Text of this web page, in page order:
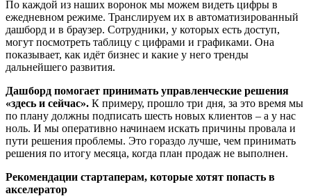
По каждой из наших воронок мы можем видеть цифры в
ежедневном режиме. Транслируем их в автоматизированный
дашборд и в браузер. Сотрудники, у которых есть доступ,
могут посмотреть таблицу с цифрами и графиками. Она
показывает, как идёт бизнес и какие у него тренды
дальнейшего развития.
Дашборд помогает принимать управленческие решения
«здесь и сейчас». К примеру, прошло три дня, за это время мы
по плану должны подписать шесть новых клиентов – а у нас
ноль. И мы оперативно начинаем искать причины провала и
пути решения проблемы. Это гораздо лучше, чем принимать
решения по итогу месяца, когда план продаж не выполнен.
Рекомендации стартаперам, которые хотят попасть в
акселератор